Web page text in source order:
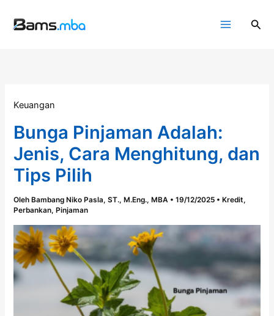
Cari
Keuangan
Bunga Pinjaman Adalah:
Jenis, Cara Menghitung, dan
Tips Pilih
Oleh Bambang Niko Pasla, ST., M.Eng., MBA •19/12/2025 • Kredit,
Perbankan, Pinjaman